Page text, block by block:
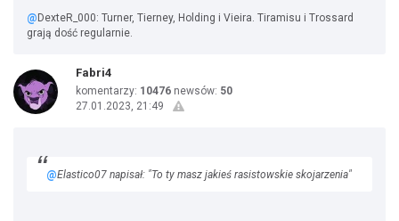
@ DexteR_000: Turner, Tierney, Holding i Vieira. Tiramisu i Trossard
grają dość regularnie.
Fabri4
komentarzy: 10476 newsów: 50
27.01.2023, 21:49
@Elastico07 napisał: "To ty masz jakieś rasistowskie skojarzenia"